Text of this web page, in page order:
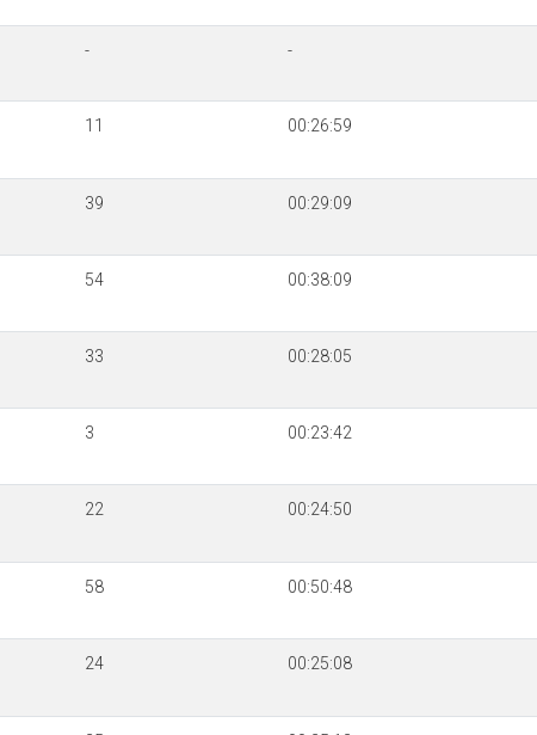
- -
11 00:26:59
39 00:29:09
54 00:38:09
33 00:28:05
3 00:23:42
22 00:24:50
58 00:50:48
24 00:25:08